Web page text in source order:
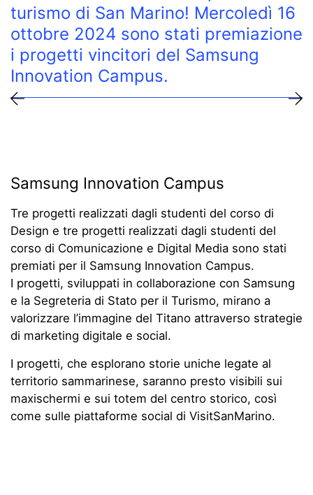
turismo di San Marino! Mercoledì 16
ottobre 2024 sono stati premiazione
i progetti vincitori del Samsung
Innovation Campus.
Samsung Innovation Campus
Tre progetti realizzati dagli studenti del corso di
Design e tre progetti realizzati dagli studenti del
corso di Comunicazione e Digital Media sono stati
premiati per il Samsung Innovation Campus.
I progetti, sviluppati in collaborazione con Samsung
e la Segreteria di Stato per il Turismo, mirano a
valorizzare l’immagine del Titano attraverso strategie
di marketing digitale e social.
I progetti, che esplorano storie uniche legate al
territorio sammarinese, saranno presto visibili sui
maxischermi e sui totem del centro storico, così
come sulle piattaforme social di VisitSanMarino.